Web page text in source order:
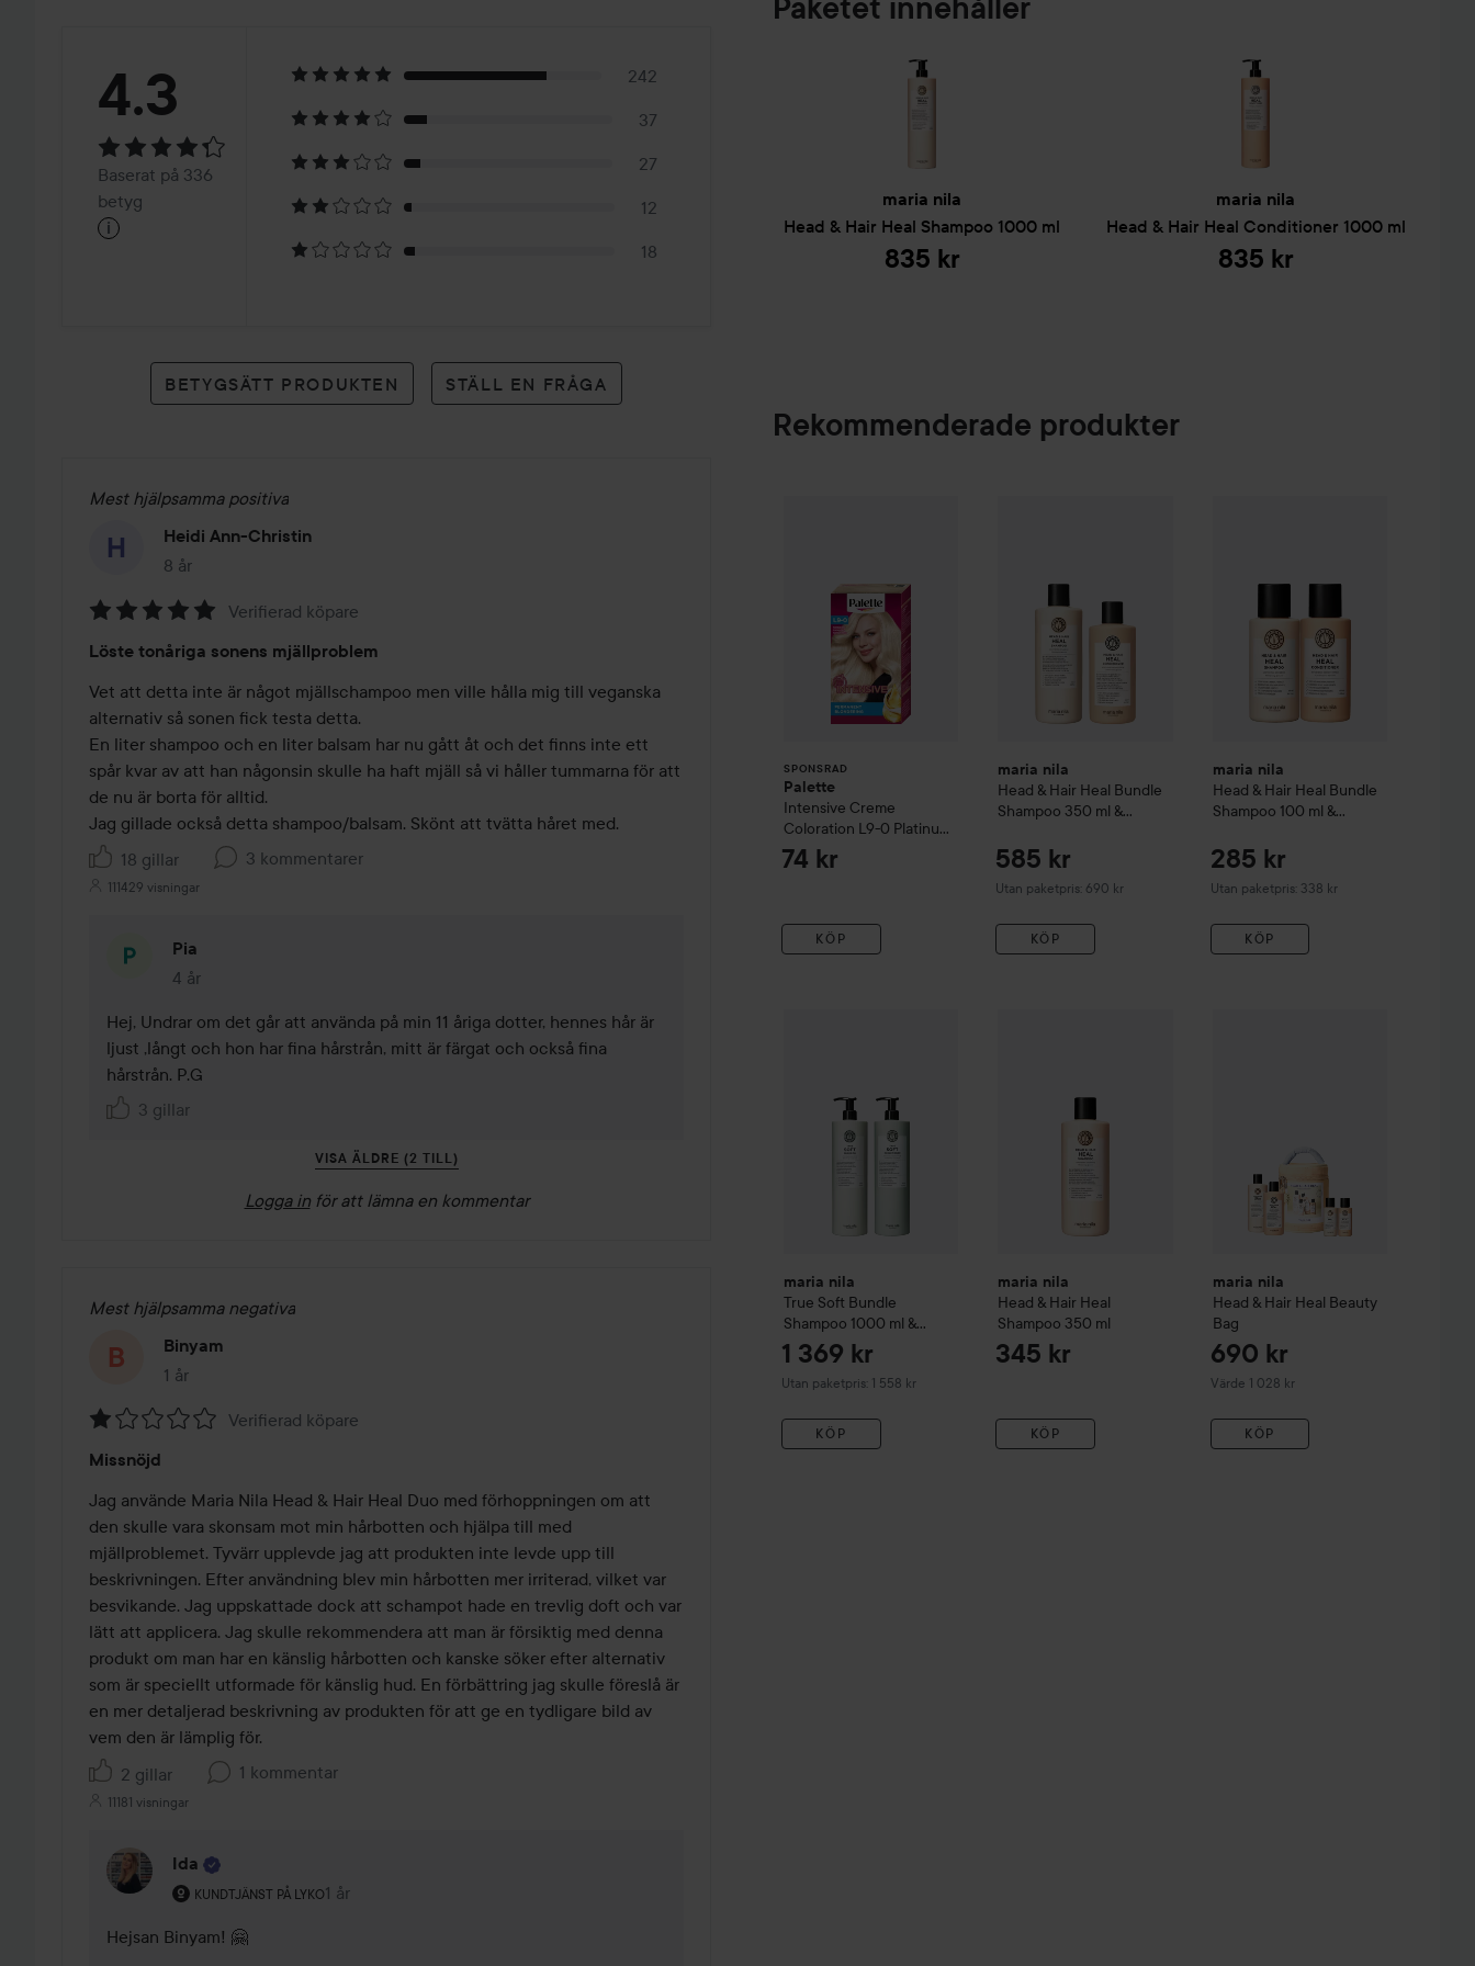
Betyg:
4.3Baserat
på
betyg
4.3
Baserat på 336
betyg
i
242
37
27
12
18
BETYGSÄTT PRODUKTEN STÄLL EN FRÅGA
Mest hjälpsamma positiva
Heidi Ann-Christin
8 år
Inlägget skapades 8 år
5
av
5
Verifierad köpare
Löste tonåriga sonens mjällproblem
Vet att detta inte är något mjällschampoo men ville hålla mig till veganska
alternativ så sonen fick testa detta.
En liter shampoo och en liter balsam har nu gått åt och det finns inte ett
spår kvar av att han någonsin skulle ha haft mjäll så vi håller tummarna för att
de nu är borta för alltid.
Jag gillade också detta shampoo/balsam. Skönt att tvätta håret med.
18 gillar
3 kommentarer
111429 visningar
Pia
4 år
Kommentaren lades 4 år
Hej, Undrar om det går att använda på min 11 åriga dotter, hennes hår är
ljust ,långt och hon har fina hårstrån, mitt är färgat och också fina
hårstrån. P.G
3 gillar
VISA ÄLDRE (2 TILL)
Logga in för att lämna en kommentar
Mest hjälpsamma negativa
Binyam
1 år
Inlägget skapades 1 år
1
av
5
Verifierad köpare
Missnöjd
Jag använde Maria Nila Head & Hair Heal Duo med förhoppningen om att
den skulle vara skonsam mot min hårbotten och hjälpa till med
mjällproblemet. Tyvärr upplevde jag att produkten inte levde upp till
beskrivningen. Efter användning blev min hårbotten mer irriterad, vilket var
besvikande. Jag uppskattade dock att schampot hade en trevlig doft och var
lätt att applicera. Jag skulle rekommendera att man är försiktig med denna
produkt om man har en känslig hårbotten och kanske söker efter alternativ
som är speciellt utformade för känslig hud. En förbättring jag skulle föreslå är
en mer detaljerad beskrivning av produkten för att ge en tydligare bild av
vem den är lämplig för.
2 gillar
1 kommentar
11181 visningar
Ida
KUNDTJÄNST PÅ LYKO
Användarens roll: Kundtjänst på Lyko.
1 år
Kommentaren lades 1 år
Hejsan Binyam! 🤗
Paketet innehåller
maria nila
Head & Hair Heal Shampoo 1000 ml
835 kr
maria nila
Head & Hair Heal Conditioner 1000 ml
835 kr
Rekommenderade produkter
SPONSRAD
Palette
Intensive Creme
Coloration L9-0 Platinum
Blonde
74 kr
KÖP
maria nila
Head & Hair Heal Bundle
Shampoo 350 ml &
585 kr
Utan paketpris: 690 kr
KÖP
maria nila
Head & Hair Heal Bundle
Shampoo 100 ml &
285 kr
Utan paketpris: 338 kr
KÖP
maria nila
True Soft Bundle
Shampoo 1000 ml &
Conditioner 1000 ml
1 369 kr
Utan paketpris: 1 558 kr
KÖP
maria nila
Head & Hair Heal
Shampoo 350 ml
345 kr
KÖP
maria nila
Head & Hair Heal Beauty
Bag
690 kr
Värde 1 028 kr
KÖP